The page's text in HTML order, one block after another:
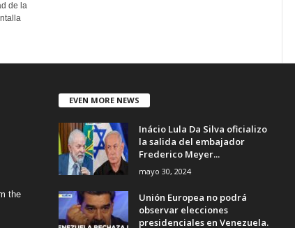
de la
the
EVEN MORE NEWS
Inácio Lula Da Silva oficializo
la salida del embajador
Frederico Meyer...
mayo 30, 2024
Unión Europea no podrá
observar elecciones
presidenciales en Venezuela.